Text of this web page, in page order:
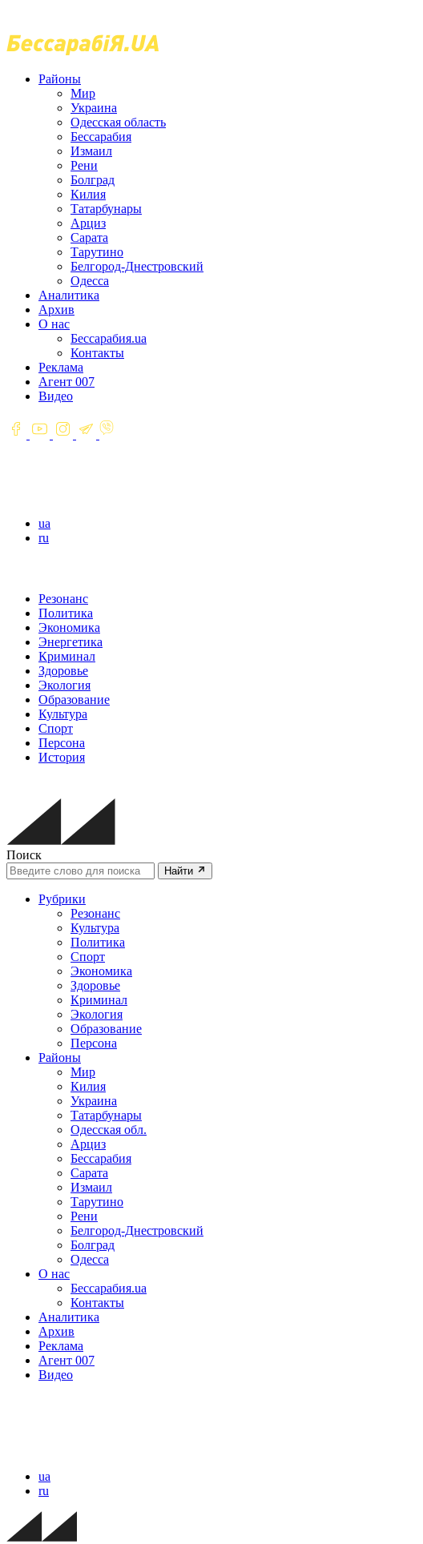
Районы
Мир
Украина
Одесская область
Бессарабия
Измаил
Рени
Болград
Килия
Татарбунары
Арциз
Сарата
Тарутино
Белгород-Днестровский
Одесса
Аналитика
Архив
О нас
Бессарабия.ua
Контакты
Реклама
Агент 007
Видео
ua
ru
Резонанс
Политика
Экономика
Энергетика
Криминал
Здоровье
Экология
Образование
Культура
Спорт
Персона
История
Поиск
Найти
Рубрики
Резонанс
Культура
Политика
Спорт
Экономика
Здоровье
Криминал
Экология
Образование
Персона
Районы
Мир
Килия
Украина
Татарбунары
Одесская обл.
Арциз
Бессарабия
Сарата
Измаил
Тарутино
Рени
Белгород-Днестровский
Болград
Одесса
О нас
Бессарабия.ua
Контакты
Аналитика
Архив
Реклама
Агент 007
Видео
ua
ru